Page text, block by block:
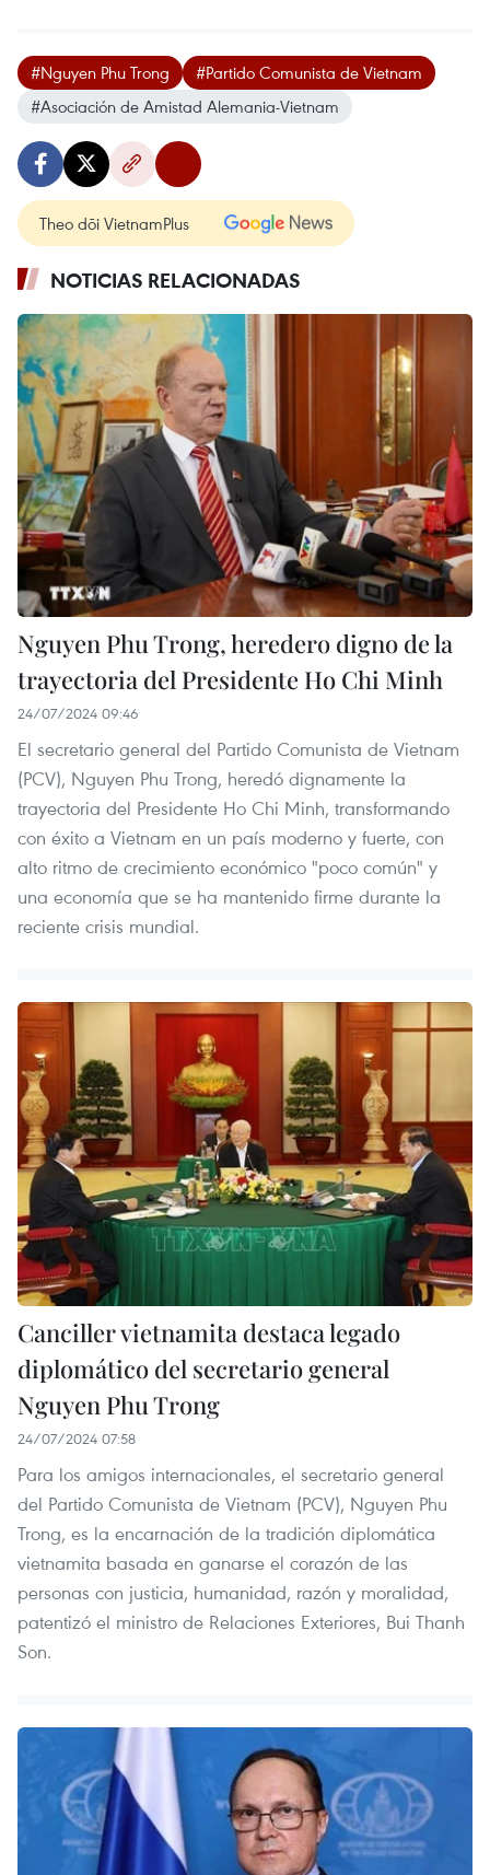
#Nguyen Phu Trong
#Partido Comunista de Vietnam
#Asociación de Amistad Alemania-Vietnam
Theo dõi VietnamPlus
NOTICIAS RELACIONADAS
Nguyen Phu Trong, heredero digno de la
trayectoria del Presidente Ho Chi Minh
24/07/2024 09:46
El secretario general del Partido Comunista de Vietnam
(PCV), Nguyen Phu Trong, heredó dignamente la
trayectoria del Presidente Ho Chi Minh, transformando
con éxito a Vietnam en un país moderno y fuerte, con
alto ritmo de crecimiento económico "poco común" y
una economía que se ha mantenido firme durante la
reciente crisis mundial.
Canciller vietnamita destaca legado
diplomático del secretario general
Nguyen Phu Trong
24/07/2024 07:58
Para los amigos internacionales, el secretario general
del Partido Comunista de Vietnam (PCV), Nguyen Phu
Trong, es la encarnación de la tradición diplomática
vietnamita basada en ganarse el corazón de las
personas con justicia, humanidad, razón y moralidad,
patentizó el ministro de Relaciones Exteriores, Bui Thanh
Son.